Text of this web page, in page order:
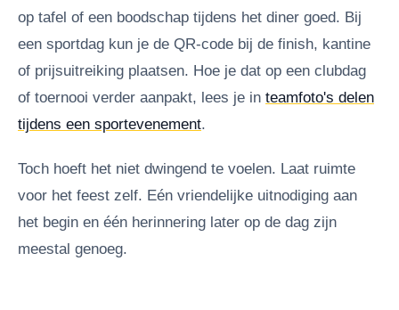
op tafel of een boodschap tijdens het diner goed. Bij
een sportdag kun je de QR-code bij de finish, kantine
of prijsuitreiking plaatsen. Hoe je dat op een clubdag
of toernooi verder aanpakt, lees je in teamfoto's delen
tijdens een sportevenement.
Toch hoeft het niet dwingend te voelen. Laat ruimte
voor het feest zelf. Eén vriendelijke uitnodiging aan
het begin en één herinnering later op de dag zijn
meestal genoeg.